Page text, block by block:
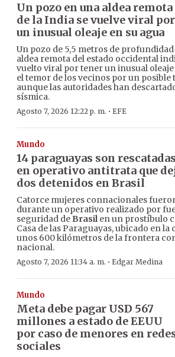
Un pozo en una aldea remota
de la India se vuelve viral por
un inusual oleaje en su agua
Un pozo de 5,5 metros de
aldea remota del estado occidental
vuelto viral por tener un inusual oleaje
el temor de los vecinos por un posible
aunque las autoridades han
sísmica.
Agosto 7, 2026 12:22 p. m. · EFE
Mundo
14 paraguayas son rescatadas
en operativo antitrata que
dos detenidos en Brasil
Catorce mujeres connacionales
durante un operativo realizado por
seguridad de Brasilen un prostíbulo
Casa de las Paraguayas, ubicado en la
unos 600 kilómetros de la frontera
nacional.
Agosto 7, 2026 11:34 a. m. · Edgar Medina
Mundo
Meta debe pagar USD 567
millones a estado de EEUU
por caso de menores en
sociales